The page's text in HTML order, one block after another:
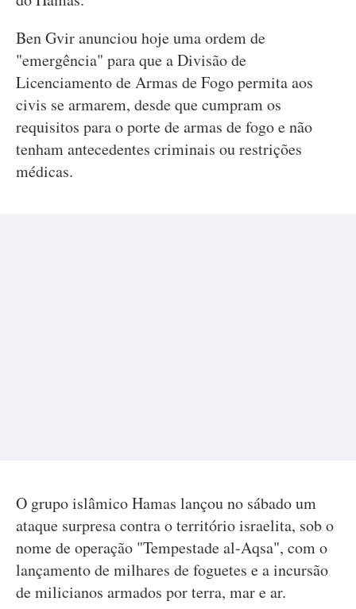
Ben Gvir anunciou hoje uma ordem de
"emergência" para que a Divisão de
Licenciamento de Armas de Fogo permita aos
civis se armarem, desde que cumpram os
requisitos para o porte de armas de fogo e não
tenham antecedentes criminais ou restrições
médicas.
O grupo islâmico Hamas lançou no sábado um
ataque surpresa contra o território israelita, sob o
nome de operação "Tempestade al-Aqsa", com o
lançamento de milhares de foguetes e a incursão
de milicianos armados por terra, mar e ar.